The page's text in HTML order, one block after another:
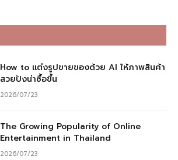
How to แต่งรูปขายของด้วย AI ให้ภาพสินค้า
สวยปังน่าซื้อขึ้น
2026/07/23
The Growing Popularity of Online
Entertainment in Thailand
2026/07/23